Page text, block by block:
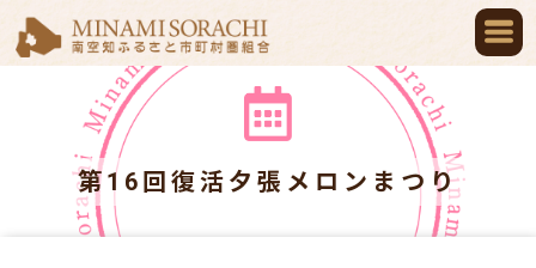
第16回復活夕張メロンまつり